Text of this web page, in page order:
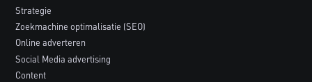
Strategie
Zoekmachine optimalisatie (SEO)
Online adverteren
Social Media advertising
Content